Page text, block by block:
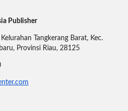
Publisher
Tangkerang Barat, Kec.
Provinsi Riau, 28125